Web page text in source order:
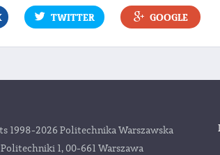
TWITTER GOOGLE
1998-2026 Politechnika Warszawska
1, 00-661 Warszawa